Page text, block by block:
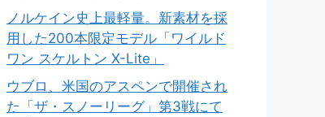
ノルケイン史上最軽量。新素材を採
用した200本限定モデル「ワイルド
ワン スケルトン X-Lite」
ウブロ、米国のアスペンで開催され
た「ザ・スノーリーグ」第3戦にて